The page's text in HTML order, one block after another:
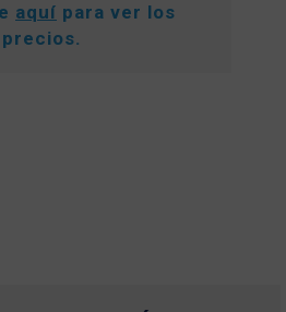
aquí para ver los
precios.